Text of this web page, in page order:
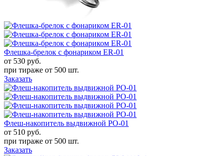
Флешка-брелок с фонариком ER-01
от 530 руб.
при тираже от 500 шт.
Заказать
Флеш-накопитель выдвижной PO-01
от 510 руб.
при тираже от 500 шт.
Заказать